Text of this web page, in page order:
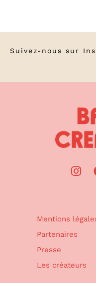
Suivez-nous sur
Mentions
Partenaires
Presse
Les créateurs